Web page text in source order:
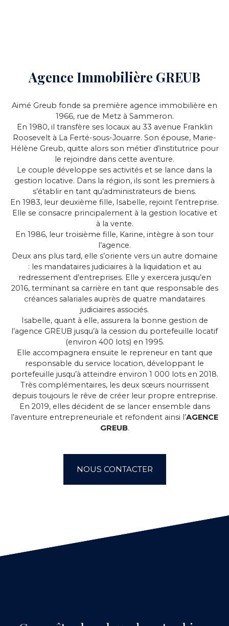
Agence Immobilière GREUB
Aimé Greub fonde sa première agence immobilière en
1966, rue de Metz à Sammeron.
En 1980, il transfère ses locaux au 33 avenue Franklin
Roosevelt à La Ferté-sous-Jouarre. Son épouse, Marie-
Hélène Greub, quitte alors son métier d’institutrice pour
le rejoindre dans cette aventure.
Le couple développe ses activités et se lance dans la
gestion locative. Dans la région, ils sont les premiers à
s’établir en tant qu’administrateurs de biens.
En 1983, leur deuxième fille, Isabelle, rejoint l’entreprise.
Elle se consacre principalement à la gestion locative et
à la vente.
En 1986, leur troisième fille, Karine, intègre à son tour
l’agence.
Deux ans plus tard, elle s’oriente vers un autre domaine
: les mandataires judiciaires à la liquidation et au
redressement d’entreprises. Elle y exercera jusqu’en
2016, terminant sa carrière en tant que responsable des
créances salariales auprès de quatre mandataires
judiciaires associés.
Isabelle, quant à elle, assurera la bonne gestion de
l’agence GREUB jusqu’à la cession du portefeuille locatif
(environ 400 lots) en 1995.
Elle accompagnera ensuite le repreneur en tant que
responsable du service location, développant le
portefeuille jusqu’à atteindre environ 1 000 lots en 2018.
Très complémentaires, les deux sœurs nourrissent
depuis toujours le rêve de créer leur propre entreprise.
En 2019, elles décident de se lancer ensemble dans
l’aventure entrepreneuriale et refondent ainsi l’AGENCE
GREUB.
NOUS CONTACTER